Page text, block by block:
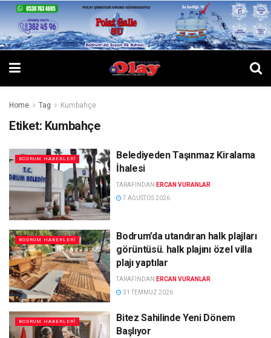
Home Tag Kumbahçe
Etiket: Kumbahçe
BODRUM HABERLERI
Belediyeden Taşınmaz Kiralama
İhalesi
TARAFINDAN ERCAN VURANLAR
7 AĞUSTOS 2026
BODRUM HABERLERI
Bodrum’da utandıran halk plajları
görüntüsü. halk plajını özel villa
plajı yaptılar
TARAFINDAN ERCAN VURANLAR
31 TEMMUZ 2026
BODRUM HABERLERI
Bitez Sahilinde Yeni Dönem
Başlıyor